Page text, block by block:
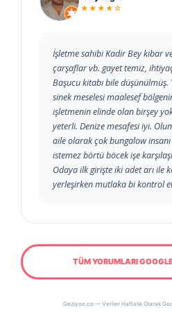
★★★★☆
İşletme sahibi Kadir Bey kibar
çarşaflar vb. gayet temiz,
Başucu kitabı bile
sinek meselesi maalesef
işletmenin elinde olan birşey
yeterli. Denize mesafesi iyi.
aile olarak çok bungalow
istemez börtü böcek işe
Odaya ilk girişte iki adet arı ile
yerleşirken mutlaka bi kontrol
TÜM YORUMLARI
Geziyoo.co — Veriler Haftalık Olarak